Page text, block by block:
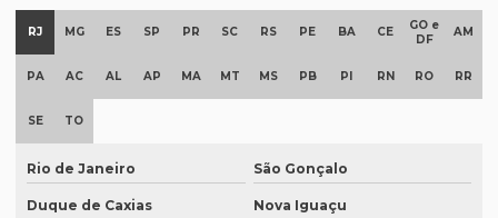
Empresa de degravação de audiência em brasília
Empresa de degravação de vídeo em campinas
Empresa de degravação whatsapp
Empresa de degravação whatsapp em curitiba
RJ MG ES SP PR SC RS PE BA CE
GO e
DF
AM
PA AC AL AP MA MT MS PB PI RN RO RR
SE TO
Rio de Janeiro São Gonçalo
Duque de Caxias Nova Iguaçu